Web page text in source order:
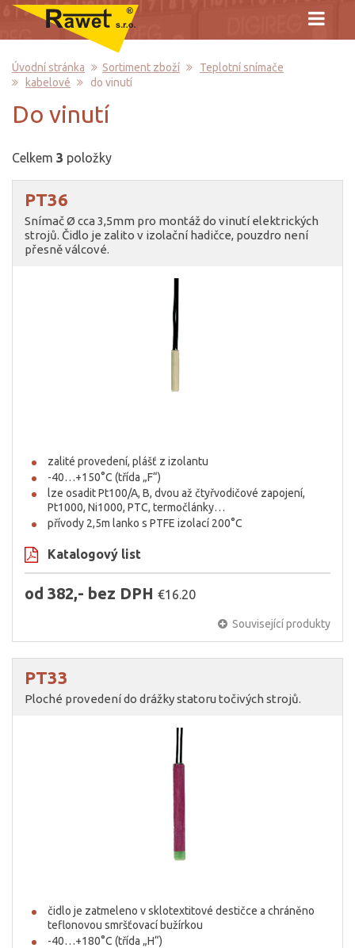
Úvodní stránka Sortiment zboží
Teplotní snímače
kabelové
do vinutí
do vinutí
Celkem 3 položky
PT36
Snímač Ø cca 3,5mm pro montáž do vinutí elektrických
strojů. Čidlo je zalito v izolační hadičce, pouzdro není
přesně válcové.
zalité provedení, plášť z izolantu
-40…+150°C (třída „F“)
lze osadit Pt100/A, B, dvou až čtyřvodičové zapojení,
Pt1000, Ni1000, PTC, termočlánky…
přívody 2,5m lanko s PTFE izolací 200°C
Katalogový list
od 382,- bez DPH €16.20
Související produkty
PT33
Ploché provedení do drážky statoru točivých strojů.
čidlo je zatmeleno v sklotextitové destičce a chráněno
teflonovou smršťovací bužírkou
-40…+180°C (třída „H“)